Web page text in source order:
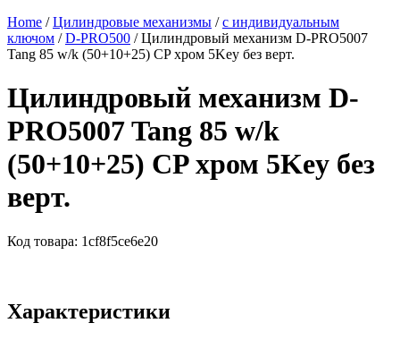
Home /Цилиндровые механизмы /с индивидуальным
ключом /D-PRO500 / Цилиндровый механизм D-PRO5007
Tang 85 w/k (50+10+25) CP хром 5Key без верт.
Цилиндровый механизм D-
PRO5007 Tang 85 w/k
(50+10+25) CP хром 5Key без
верт.
Код товара: 1cf8f5ce6e20
Характеристики